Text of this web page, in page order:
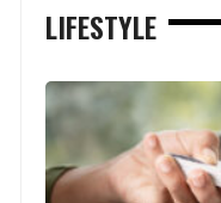
LIFESTYLE